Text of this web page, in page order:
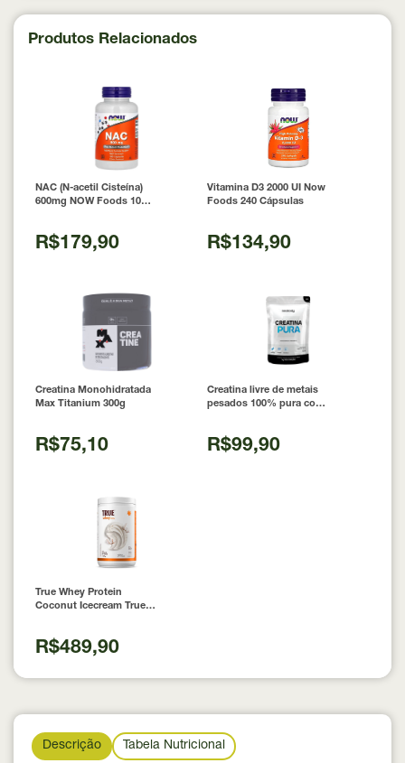
Produtos Relacionados
NAC (N-acetil Cisteína)
600mg NOW Foods 100
R$179,90
Vitamina D3 2000 UI Now
Foods 240 Cápsulas
R$134,90
Creatina Monohidratada
Max Titanium 300g
R$75,10
Creatina livre de metais
pesados 100% pura com
R$99,90
True Whey Protein
Coconut Icecream True
R$489,90
Descrição Tabela Nutricional